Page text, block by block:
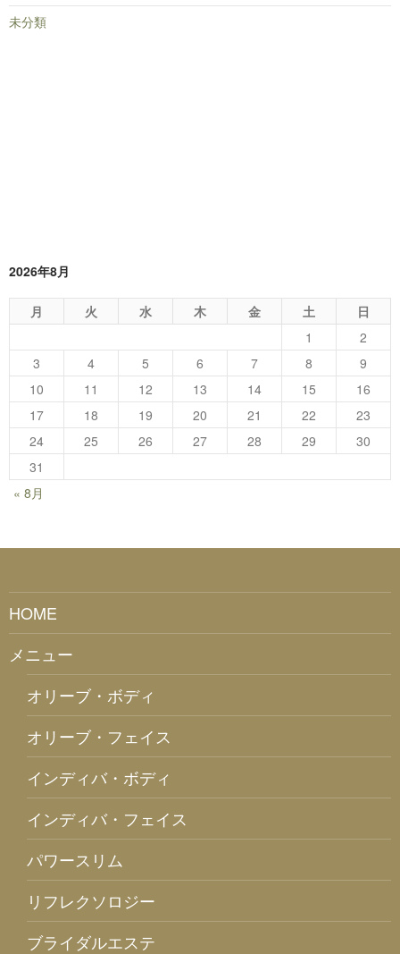
未分類
2026年8月
月 火 水 木 金 土
日
1
2
3
4 5 6 7 8
9
10
11 12 13 14 15
16
17
18 19 20 21 22
23
24
25 26 27 28 29
30
31
« 8月
HOME
メニュー
オリーブ・ボディ
オリーブ・フェイス
インディバ・ボディ
インディバ・フェイス
パワースリム
リフレクソロジー
ブライダルエステ